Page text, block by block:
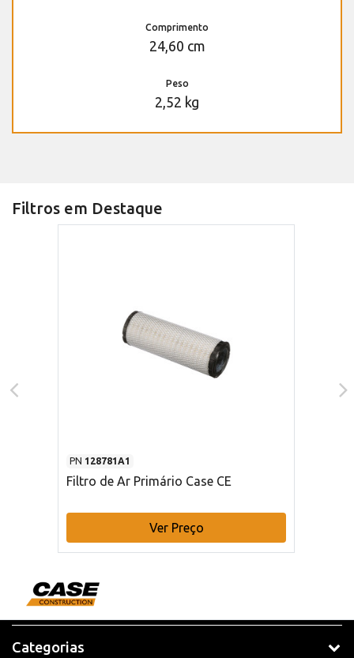
Comprimento
24,60 cm
Peso
2,52 kg
Filtros em Destaque
PN 128781A1
Filtro de Ar Primário Case CE
Ver Preço
Categorias